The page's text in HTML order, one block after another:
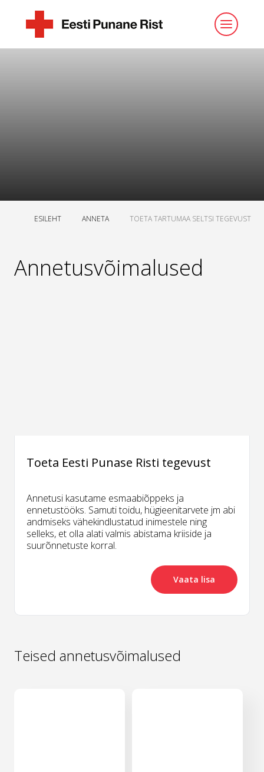
ESILEHT ANNETA TOETA TARTUMAA SELTSI TEGEVUST
Annetusvõimalused
Toeta Eesti Punase Risti tegevust
Annetusi kasutame esmaabiõppeks ja
ennetustööks. Samuti toidu, hügieenitarvete jm abi
andmiseks vähekindlustatud inimestele ning
selleks, et olla alati valmis abistama kriiside ja
suurõnnetuste korral.
Vaata lisa
Teised annetusvõimalused